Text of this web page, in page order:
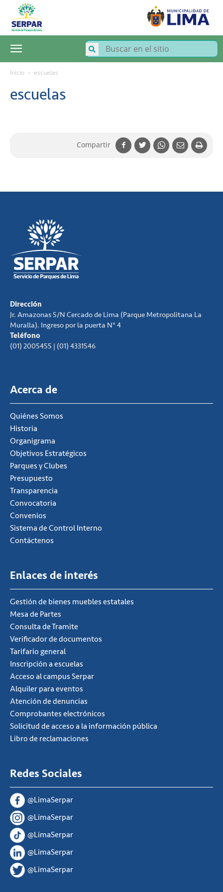
SERPAR
Servicio
de
Parques
Inicio escuelas
escuelas
Compartir
Dirección
Jr. Amazonas S/N Cercado de Lima (Parque Metropolitana La
Muralla). Ingreso por la puerta N° 4
Teléfono
(01) 2005455 | (01) 4331546
Acerca de
Quiénes Somos
Historia
Organigrama
Objetivos Estratégicos
Parques y Clubes
Presupuesto
Transparencia
Convocatoria
Convenios
Sistema de Control Interno
Contáctenos
Enlaces de interés
Gestión de bienes muebles estatales
Mesa de Partes
Consulta de Tramite
Verificador de documentos
Tarifario general
Inscripción a escuelas
Acceso al campus Serpar
Alquiler para eventos
Atención de denuncias
Comprobantes electrónicos
Solicitud de acceso a la información pública
Libro de reclamaciones
Redes Sociales
@LimaSerpar
@LimaSerpar
@LimaSerpar
@LimaSerpar
@LimaSerpar